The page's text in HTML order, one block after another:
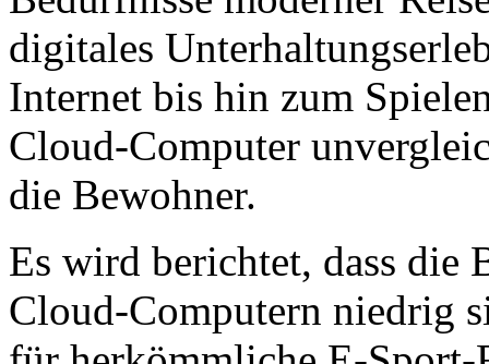
digitales
Internet bis hin zum
Cloud-Computer
die Bewohner.
Es wird berichtet, dass die
Cloud-Computern niedrig